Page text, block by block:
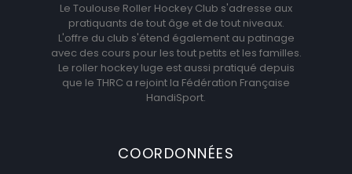
Le Toulouse Roller Hockey Club s'adresse aux
pratiquants de tout âge et de tout niveaux.
L'offre du club s'étend également au patinage
avec des cours pour les tout petits et les familles.
Le roller hockey luge est aussi pratiqué depuis
que le THRC a rejoint la Fédération Française
HandiSport.
COORDONNÉES